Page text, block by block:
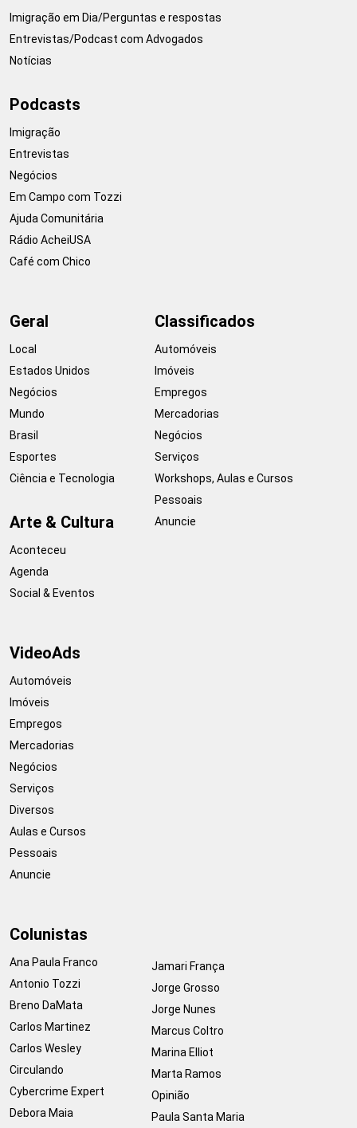
Imigração em Dia/Perguntas e respostas
Entrevistas/Podcast com Advogados
Notícias
Podcasts
Imigração
Entrevistas
Negócios
Em Campo com Tozzi
Ajuda Comunitária
Rádio AcheiUSA
Café com Chico
Geral
Local
Estados Unidos
Negócios
Mundo
Brasil
Esportes
Ciência e Tecnologia
Arte & Cultura
Aconteceu
Agenda
Social & Eventos
Classificados
Automóveis
Imóveis
Empregos
Mercadorias
Negócios
Serviços
Workshops, Aulas e Cursos
Pessoais
Anuncie
VideoAds
Automóveis
Imóveis
Empregos
Mercadorias
Negócios
Serviços
Diversos
Aulas e Cursos
Pessoais
Anuncie
Colunistas
Ana Paula Franco
Antonio Tozzi
Breno DaMata
Carlos Martinez
Carlos Wesley
Circulando
Cybercrime Expert
Debora Maia
Jamari França
Jorge Grosso
Jorge Nunes
Marcus Coltro
Marina Elliot
Marta Ramos
Opinião
Paula Santa Maria